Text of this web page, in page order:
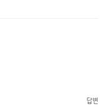
답변